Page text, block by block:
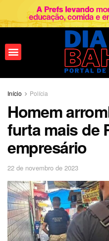
Início Polícia
Homem
furta mais de
empresário
22 de novembro de 2023